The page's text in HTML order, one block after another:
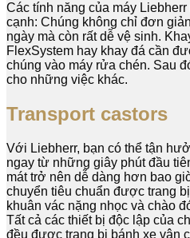
Các tính năng của máy
cạnh: Chúng không chỉ đơn
ngày mà còn rất dễ vệ sinh.
FlexSystem hay khay đá cần
chúng vào máy rửa chén. Sau
cho những việc khác.
Transport castors
Với Liebherr, bạn có thể tận
ngay từ những giây phút đầu
mát trở nên dễ dàng hơn bao
chuyển tiêu chuẩn được trang
khuân vác nặng nhọc và chào
Tất cả các thiết bị độc lập của
đều được trang bị bánh xe vận